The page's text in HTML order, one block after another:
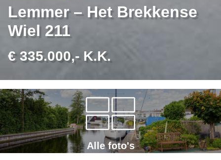
Lemmer – Het Brekkense
Wiel 211
€ 335.000,- K.K.
Alle foto's